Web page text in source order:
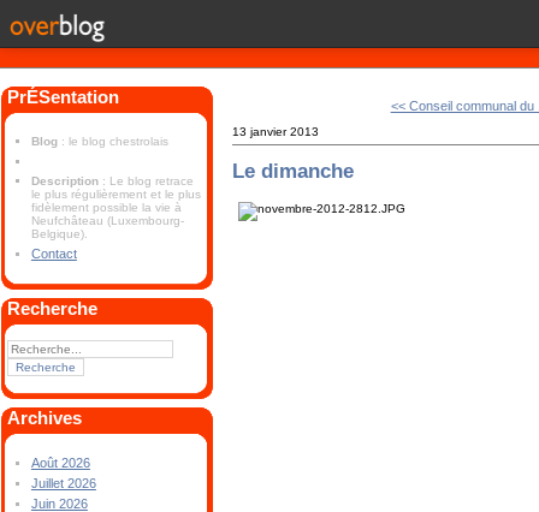
PrÉSentation
Blog : le blog chestrolais
Description : Le blog retrace
le plus régulièrement et le plus
fidèlement possible la vie à
Neufchâteau (Luxembourg-
Belgique).
Contact
Recherche
Archives
Août 2026
Juillet 2026
Juin 2026
<< Conseil communal du
13 janvier 2013
Le dimanche